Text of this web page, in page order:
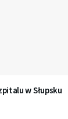
w Słupsku